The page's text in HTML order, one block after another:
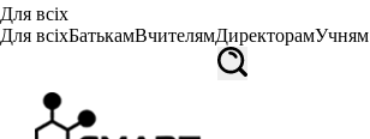
Для всіх
Для всіхБатькамВчителямДиректорамУчням